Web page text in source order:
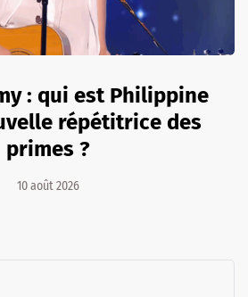
: qui est Philippine
répétitrice des
primes ?
10 août 2026